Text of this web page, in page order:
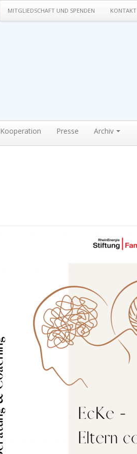
MITGLIEDSCHAFT UND SPENDEN KONTAKT
Kooperation Presse Archiv